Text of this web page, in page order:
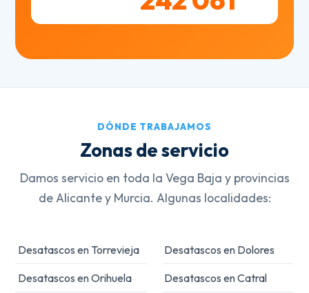
DÓNDE TRABAJAMOS
Zonas de servicio
Damos servicio en toda la Vega Baja y provincias
de Alicante y Murcia. Algunas localidades:
Desatascos en Torrevieja
Desatascos en Orihuela
Desatascos en Dolores
Desatascos en Catral